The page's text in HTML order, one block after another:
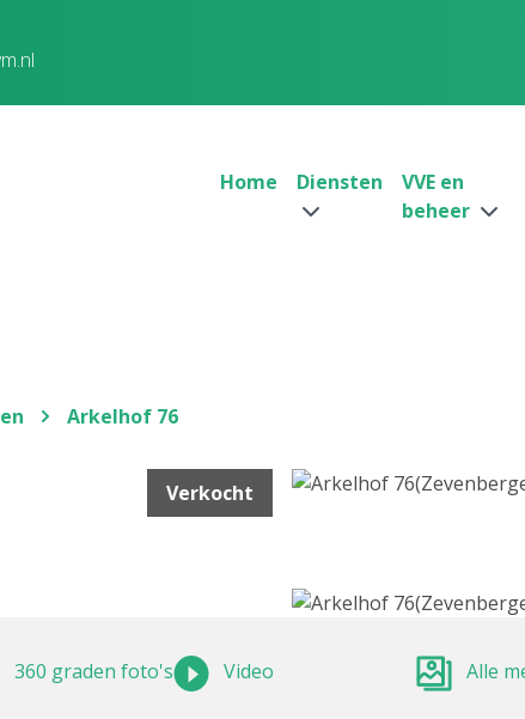
Home Diensten
VVE en
beheer
Arkelhof 76
Verkocht
360 graden foto's Video Alle